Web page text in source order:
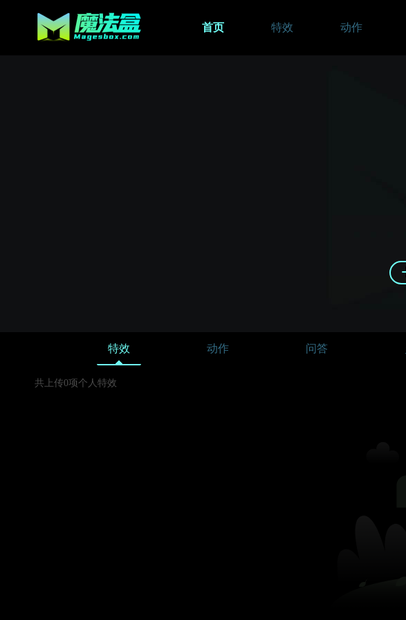
首页 特效 动作
特效 动作 问答
共上传0项个人特效